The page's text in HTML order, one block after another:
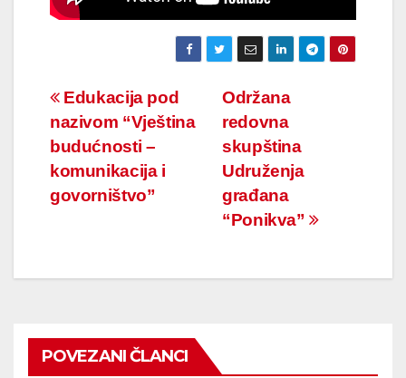
Navigacija
članaka
Održana
redovna
skupština
Udruženja
građana
“Ponikva”
Edukacija pod
nazivom “Vještina
budućnosti –
komunikacija i
govorništvo”
POVEZANI ČLANCI